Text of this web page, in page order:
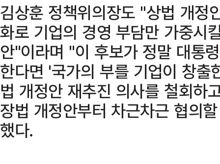
김상훈 정책위의장도 "상법 개정
화로 기업의 경영 부담만 가중시
안"이라며 "이 후보가 정말 대통
한다면 '국가의 부를 기업이 창
법 개정안 재추진 의사를 철회하
장법 개정안부터 차근차근 협의
했다.